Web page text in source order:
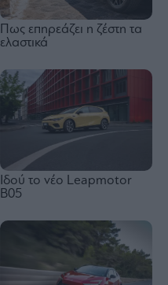
Πως επηρεάζει η ζέστη τα
ελαστικά
Ιδού τo νέο Leapmotor
B05